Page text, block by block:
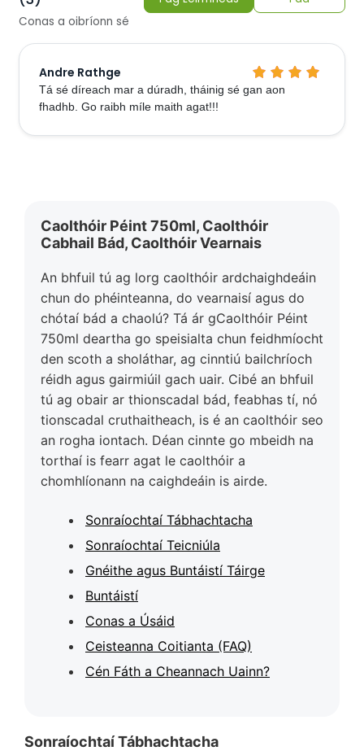
Conas a oibríonn sé
Andre Rathge
Tá sé díreach mar a dúradh, tháinig sé gan aon
fhadhb. Go raibh míle maith agat!!!
Caolthóir Péint 750ml, Caolthóir
Cabhail Bád, Caolthóir Vearnais
An bhfuil tú ag lorg caolthóir ardchaighdeáin
chun do phéinteanna, do vearnaisí agus do
chótaí bád a chaolú? Tá ár gCaolthóir Péint
750ml deartha go speisialta chun feidhmíocht
den scoth a sholáthar, ag cinntiú bailchríoch
réidh agus gairmiúil gach uair. Cibé an bhfuil
tú ag obair ar thionscadal bád, feabhas tí, nó
tionscadal cruthaitheach, is é an caolthóir seo
an rogha iontach. Déan cinnte go mbeidh na
torthaí is fearr agat le caolthóir a
chomhlíonann na caighdeáin is airde.
Sonraíochtaí Tábhachtacha
Sonraíochtaí Teicniúla
Gnéithe agus Buntáistí Táirge
Buntáistí
Conas a Úsáid
Ceisteanna Coitianta (FAQ)
Cén Fáth a Cheannach Uainn?
Sonraíochtaí Tábhachtacha